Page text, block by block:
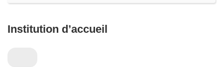
Institution d’accueil